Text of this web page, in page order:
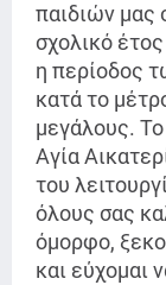
παιδιών μας
σχολικό
η περίοδος
κατά το
μεγάλους.
Αγία
του
όλους σας
όμορφο,
και εύχομαι